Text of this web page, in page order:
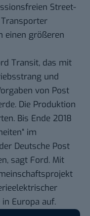
Street-
einen größeren
Transit, das mit
und
von Post
Die Produktion
Bis Ende 2018
im
Deutsche Post
sagt Ford. Mit
Europa auf.